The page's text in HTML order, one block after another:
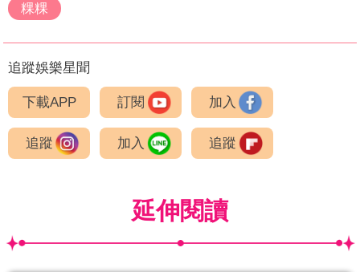
粿粿
追蹤娛樂星聞
下載APP 訂閱 加入
追蹤 加入 追蹤
延伸閱讀